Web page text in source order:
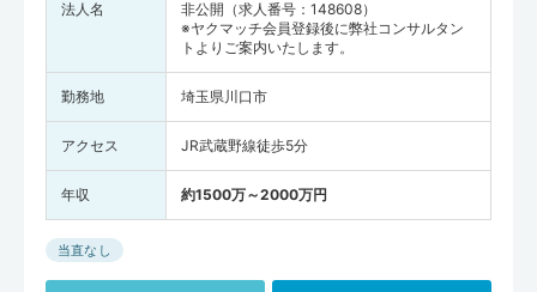
法人名
非公開（求人番号：148608）
※ヤクマッチ会員登録後に弊社コンサルタン
トよりご案内いたします。
勤務地 埼玉県川口市
アクセス JR武蔵野線徒歩5分
年収 約1500万～2000万円
当直なし